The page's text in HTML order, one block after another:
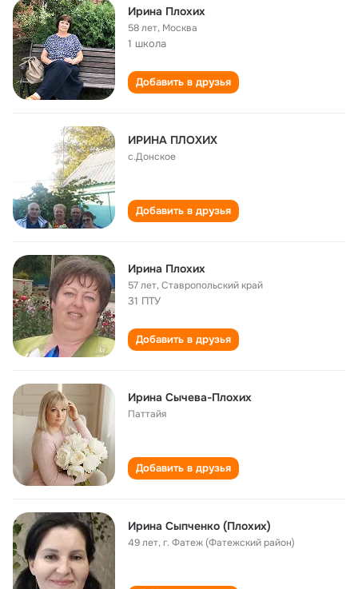
Ирина Плохих
58 лет, Москва
1 школа
Добавить в друзья
ИРИНА ПЛОХИХ
с.Донское
Добавить в друзья
Ирина Плохих
57 лет,Ставропольский край
31 ПТУ
Добавить в друзья
Ирина Сычева-Плохих
Паттайя
Добавить в друзья
Ирина Сыпченко (Плохих)
49 лет,г. Фатеж (Фатежский район)